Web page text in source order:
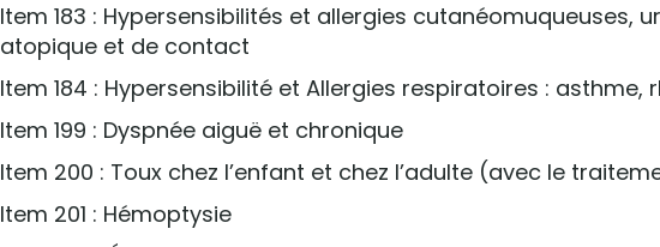
Item 183 : Hypersensibilités et allergies cutanéomuqueuses,
atopique et de contact
Item 184 : Hypersensibilité et Allergies respiratoires : asthme,
Item 199 : Dyspnée aiguë et chronique
Item 200 : Toux chez l’enfant et chez l’adulte (avec le
Item 201 : Hémoptysie